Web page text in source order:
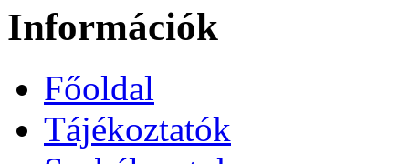
Információk
Főoldal
Tájékoztatók